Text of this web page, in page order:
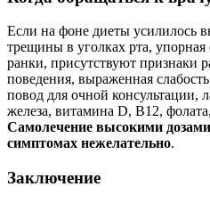
Если на фоне диеты усилилось
трещины в уголках рта,
ранки, присутствуют признаки
поведения, выраженная
повод для очной консультации,
железа, витамина D, B12,
Самолечение высокими
симптомах нежелательно.
Заключение